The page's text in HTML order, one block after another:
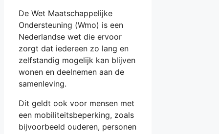
De Wet Maatschappelijke
Ondersteuning (Wmo) is een
Nederlandse wet die ervoor
zorgt dat iedereen zo lang en
zelfstandig mogelijk kan blijven
wonen en deelnemen aan de
samenleving.
Dit geldt ook voor mensen met
een mobiliteitsbeperking, zoals
bijvoorbeeld ouderen, personen